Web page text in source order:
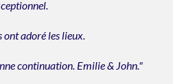
ont adoré les lieux.
continuation. Emilie & John."